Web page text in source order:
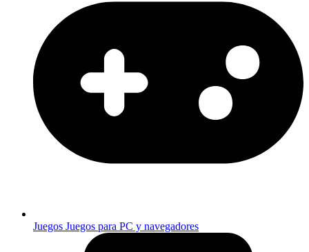
Juegos Juegos para PC y navegadores